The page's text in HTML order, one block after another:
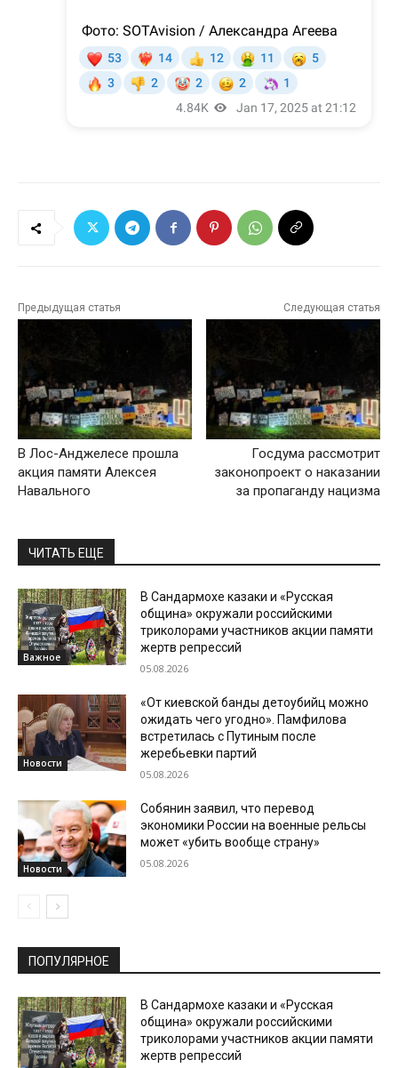
Предыдущая статья
В Лос-Анджелесе прошла
акция памяти Алексея
Навального
Следующая статья
Госдума рассмотрит
законопроект о наказании
за пропаганду нацизма
ЧИТАТЬ ЕЩЕ
Важное
В Сандармохе казаки и «Русская
община» окружали российскими
триколорами участников акции памяти
жертв репрессий
05.08.2026
Новости
«От киевской банды детоубийц можно
ожидать чего угодно». Памфилова
встретилась с Путиным после
жеребьевки партий
05.08.2026
Новости
Собянин заявил, что перевод
экономики России на военные рельсы
может «убить вообще страну»
05.08.2026
ПОПУЛЯРНОЕ
В Сандармохе казаки и «Русская
община» окружали российскими
триколорами участников акции памяти
жертв репрессий